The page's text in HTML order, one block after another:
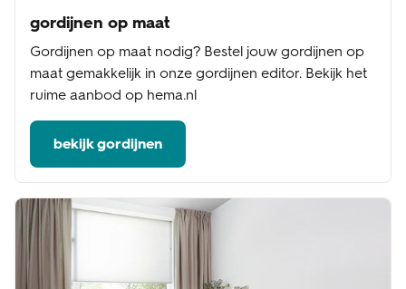
gordijnen op maat
Gordijnen op maat nodig? Bestel jouw gordijnen op
maat gemakkelijk in onze gordijnen editor. Bekijk het
ruime aanbod op hema.nl
bekijk gordijnen